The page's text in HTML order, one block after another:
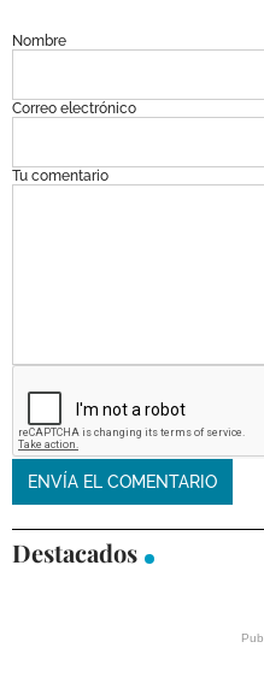
Nombre
Correo electrónico
Tu comentario
Destacados